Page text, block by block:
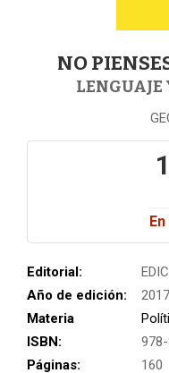
NO
LENGUAJE
Editorial:
Año de edición:
2017
Materia
ISBN:
Páginas:
160